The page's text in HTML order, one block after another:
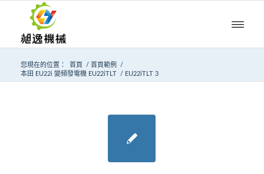
您現在的位置： 首頁 / 首頁範例
/
本田 EU22i 變頻發電機 EU22iTLT
/ EU22iTLT 3